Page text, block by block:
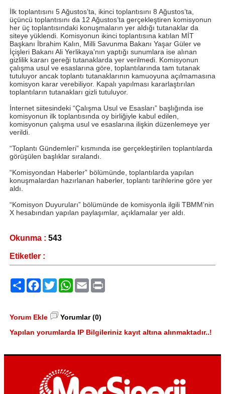
İlk toplantısını 5 Ağustos’ta, ikinci toplantısını 8 Ağustos’ta,
üçüncü toplantısını da 12 Ağustos’ta gerçekleştiren komisyonun
her üç toplantısındaki konuşmaların yer aldığı tutanaklar da
siteye yüklendi. Komisyonun ikinci toplantısına katılan MİT
Başkanı İbrahim Kalın, Milli Savunma Bakanı Yaşar Güler ve
İçişleri Bakanı Ali Yerlikaya'nın yaptığı sunumlara ise alınan
gizlilik kararı gereği tutanaklarda yer verilmedi. Komisyonun
çalışma usul ve esaslarına göre, toplantılarında tam tutanak
tutuluyor ancak toplantı tutanaklarının kamuoyuna açılmamasına
komisyon karar verebiliyor. Kapalı yapılması kararlaştırılan
toplantıların tutanakları gizli tutuluyor.
İnternet siitesindeki “Çalışma Usul ve Esasları” başlığında ise
komisyonun ilk toplantısında oy birliğiyle kabul edilen,
komisyonun çalışma usul ve esaslarına ilişkin düzenlemeye yer
verildi.
“Toplantı Gündemleri” kısmında ise gerçekleştirilen toplantılarda
görüşülen başlıklar sıralandı.
“Komisyondan Haberler” bölümünde, toplantılarda yapılan
konuşmalardan hazırlanan haberler, toplantı tarihlerine göre yer
aldı.
“Komisyon Duyuruları” bölümünde de komisyonla ilgili TBMM’nin
X hesabından yapılan paylaşımlar, açıklamalar yer aldı.
Okunma : 543
Etiketler :
PaylaşFacebook
TwitterWhatsApp
Email
Yorum Ekle
Yorumlar (0)
Yapılan yorumlarda IP Bilgileriniz kayıt altına alınmaktadır..!